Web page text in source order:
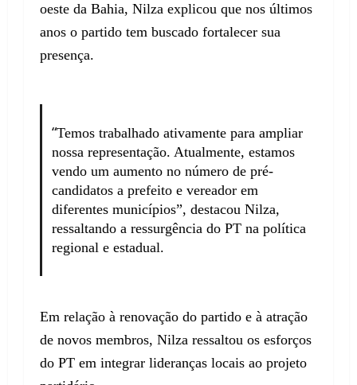
oeste da Bahia, Nilza explicou que nos últimos
anos o partido tem buscado fortalecer sua
presença.
“Temos trabalhado ativamente para ampliar
nossa representação. Atualmente, estamos
vendo um aumento no número de pré-
candidatos a prefeito e vereador em
diferentes municípios”, destacou Nilza,
ressaltando a ressurgência do PT na política
regional e estadual.
Em relação à renovação do partido e à atração
de novos membros, Nilza ressaltou os esforços
do PT em integrar lideranças locais ao projeto